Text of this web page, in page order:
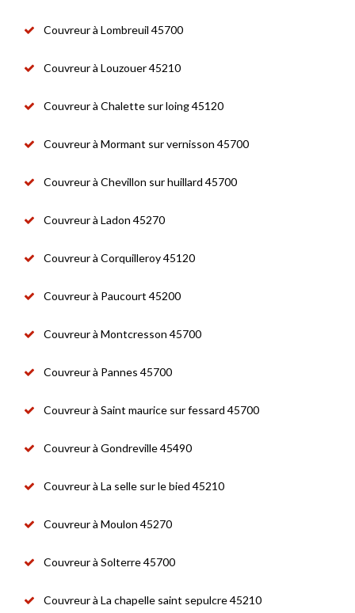
Couvreur à Lombreuil 45700
Couvreur à Louzouer 45210
Couvreur à Chalette sur loing 45120
Couvreur à Mormant sur vernisson 45700
Couvreur à Chevillon sur huillard 45700
Couvreur à Ladon 45270
Couvreur à Corquilleroy 45120
Couvreur à Paucourt 45200
Couvreur à Montcresson 45700
Couvreur à Pannes 45700
Couvreur à Saint maurice sur fessard 45700
Couvreur à Gondreville 45490
Couvreur à La selle sur le bied 45210
Couvreur à Moulon 45270
Couvreur à Solterre 45700
Couvreur à La chapelle saint sepulcre 45210